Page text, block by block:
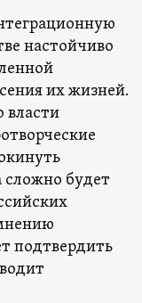
настойчиво
их жизней.
власти
сложно будет
подтвердить